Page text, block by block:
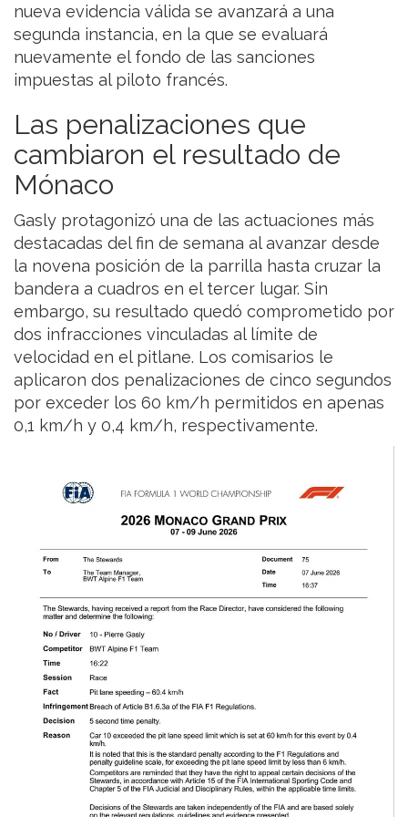
nueva evidencia válida se avanzará a una
segunda instancia, en la que se evaluará
nuevamente el fondo de las sanciones
impuestas al piloto francés.
Las penalizaciones que
cambiaron el resultado de
Mónaco
Gasly protagonizó una de las actuaciones más
destacadas del fin de semana al avanzar desde
la novena posición de la parrilla hasta cruzar la
bandera a cuadros en el tercer lugar. Sin
embargo, su resultado quedó comprometido por
dos infracciones vinculadas al límite de
velocidad en el pitlane. Los comisarios le
aplicaron dos penalizaciones de cinco segundos
por exceder los 60 km/h permitidos en apenas
0,1 km/h y 0,4 km/h, respectivamente.